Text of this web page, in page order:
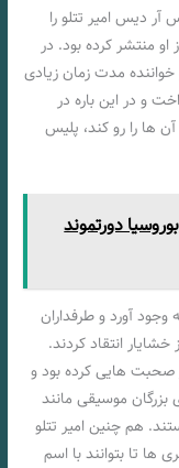
آر دیس امیر تتلو را
او منتشر کرده بود. در
خواننده مدت زمان زیادی
و در این باره در
آن ها را رو کند، پلیس
دورتموند
آورد و طرفداران
خشایار انتقاد کردند.
صحبت‌ هایی کرده بود و
بزرگان موسیقی مانند
هم چنین امیر تتلو
ها تا بتوانند با اسم